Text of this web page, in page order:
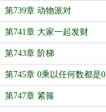
第739章 动物派对
第741章 大家一起发财
第743章 阶梯
第745章 0乘以任何数都是0
第747章 紧箍